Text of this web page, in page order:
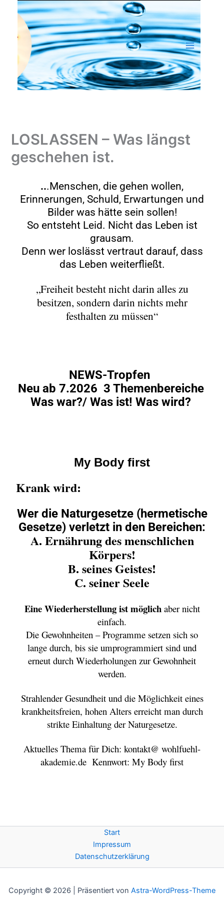
springen
LOSLASSEN – Was längst
geschehen ist.
...Menschen, die gehen wollen,
Erinnerungen, Schuld, Erwartungen und
Bilder was hätte sein sollen!
So entsteht Leid. Nicht das Leben ist
grausam.
Denn wer loslässt vertraut darauf, dass
das Leben weiterfließt.
„Freiheit besteht nicht darin alles zu
besitzen, sondern darin nichts mehr
festhalten zu müssen“
NEWS-Tropfen
Neu ab 7.2026 3 Themenbereiche
Was war?/ Was ist! Was wird?
My Body first
Krank wird:
Wer die Naturgesetze (hermetische
Gesetze) verletzt in den Bereichen:
A. Ernährung des menschlichen
Körpers!
B. seines Geistes!
C. seiner Seele
Eine Wiederherstellung ist möglich aber nicht
einfach.
Die Gewohnheiten – Programme setzen sich so
lange durch, bis sie umprogrammiert sind und
erneut durch Wiederholungen zur Gewohnheit
werden.
Strahlender Gesundheit und die Möglichkeit eines
krankheitsfreien, hohen Alters erreicht man durch
strikte Einhaltung der Naturgesetze.
Aktuelles Thema für Dich: kontakt@ wohlfuehl-
akademie.de Kennwort: My Body first
Start
Impressum
Datenschutzerklärung
Copyright © 2026 | Präsentiert von Astra-WordPress-Theme